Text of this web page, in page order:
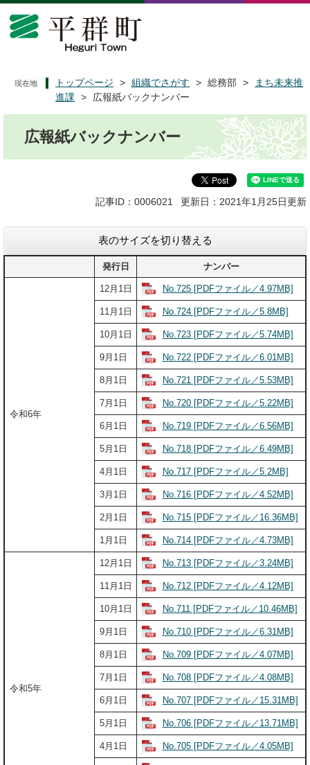
ペ
メ
現在地 トップページ > 組織でさがす > 総務部 >
まち未来推
進課
> 広報紙バックナンバー
広報紙バックナンバー
記事ID：0006021 更新日：2021年1月25日更新
表のサイズを切り替える
発行日 ナンバー
令和6年
12月1日 No.725 [PDFファイル／4.97MB]
11月1日 No.724 [PDFファイル／5.8MB]
10月1日 No.723 [PDFファイル／5.74MB]
9月1日 No.722 [PDFファイル／6.01MB]
8月1日 No.721 [PDFファイル／5.53MB]
7月1日 No.720 [PDFファイル／5.22MB]
6月1日 No.719 [PDFファイル／6.56MB]
5月1日 No.718 [PDFファイル／6.49MB]
4月1日 No.717 [PDFファイル／5.2MB]
3月1日 No.716 [PDFファイル／4.52MB]
2月1日 No.715 [PDFファイル／16.36MB]
1月1日 No.714 [PDFファイル／4.73MB]
令和5年
12月1日 No.713 [PDFファイル／3.24MB]
11月1日 No.712 [PDFファイル／4.12MB]
10月1日 No.711 [PDFファイル／10.46MB]
9月1日 No.710 [PDFファイル／6.31MB]
8月1日 No.709 [PDFファイル／4.07MB]
7月1日 No.708 [PDFファイル／4.08MB]
6月1日 No.707 [PDFファイル／15.31MB]
5月1日 No.706 [PDFファイル／13.71MB]
4月1日 No.705 [PDFファイル／4.05MB]